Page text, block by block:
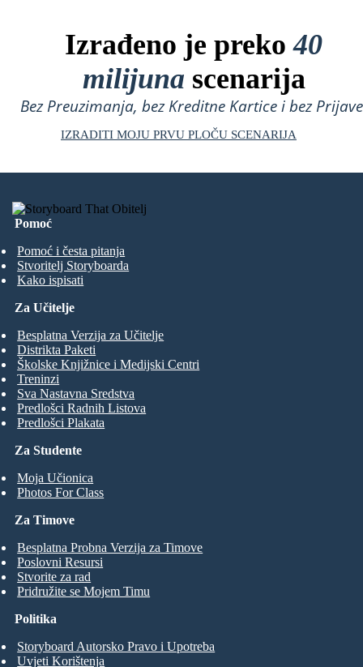
Izrađeno je preko40
milijuna scenarija
Bez Preuzimanja, bez Kreditne Kartice i bez
IZRADITI MOJU PRVU PLOČU SCENARIJA
Pomoć
Pomoć i česta pitanja
Stvoritelj Storyboarda
Kako ispisati
Za Studente
Moja Učionica
Photos For Class
Za Učitelje
Besplatna Verzija za Učitelje
Distrikta Paketi
Školske Knjižnice i Medijski Centri
Treninzi
Sva Nastavna Sredstva
Predlošci Radnih Listova
Predlošci Plakata
Za Timove
Besplatna Probna Verzija za Timove
Poslovni Resursi
Stvorite za rad
Pridružite se Mojem Timu
Politika
Storyboard Autorsko Pravo i Upotreba
Uvjeti Korištenja